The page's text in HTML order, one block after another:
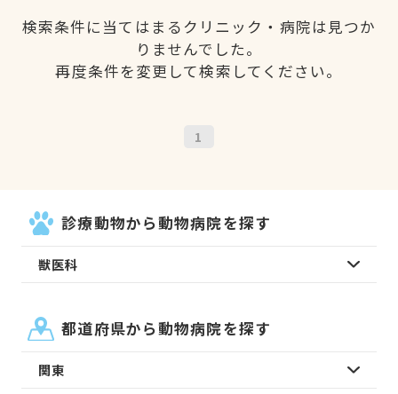
検索条件に当てはまるクリニック・病院は見つか
りませんでした。
再度条件を変更して検索してください。
1
診療動物から動物病院を探す
獣医科
都道府県から動物病院を探す
関東